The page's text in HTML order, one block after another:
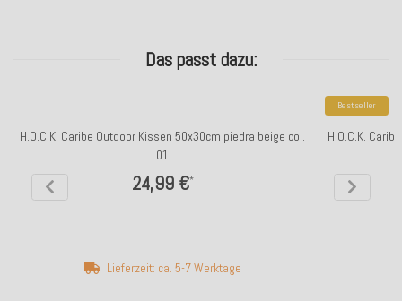
Das passt dazu:
H.O.C.K. Caribe Outdoor Kissen 50x30cm piedra beige col.
01
24,99 €*
Lieferzeit: ca. 5-7 Werktage
Bestseller
H.O.C.K.